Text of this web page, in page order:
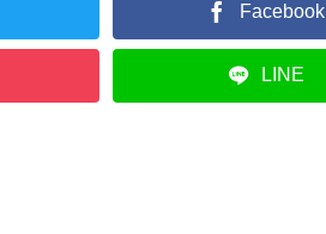
Facebook
LINE